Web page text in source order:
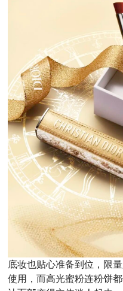
底妆也贴心准备到位，限
使用，而高光蜜粉连粉饼